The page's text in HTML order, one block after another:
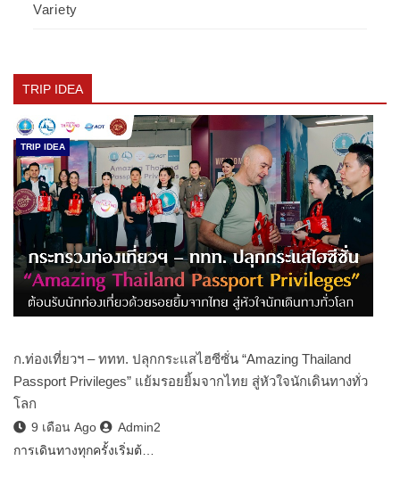
Variety
TRIP IDEA
TRIP IDEA
ก.ท่องเที่ยวฯ – ททท. ปลุกกระแสไฮซีซั่น “Amazing Thailand
Passport Privileges” แย้มรอยยิ้มจากไทย สู่หัวใจนักเดินทางทั่ว
โลก
9 เดือน Ago
Admin2
การเดินทางทุกครั้งเริ่มต้…